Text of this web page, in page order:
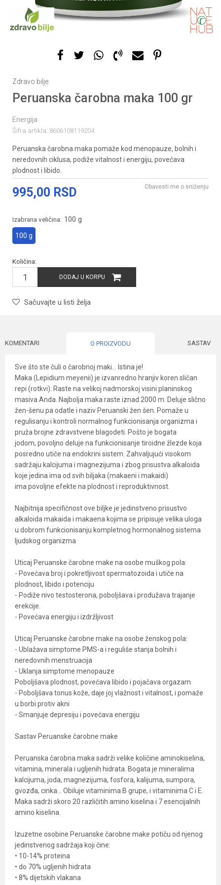
Zdravo bilje
Peruanska čarobna maka 100 gr
Energija
Šifra artikla: 8606108119204
Peruanska čarobna maka pomaže kod menopauze, bolnih i
neredovnih ciklusa, podiže vitalnost i energiju, povećava
plodnost i libido.
995,00 RSD Obavesti me o sniženju
Izabrana veličina: 100 g
100 g
Količina:
DODAJ U KORPU
Sačuvajte u listi želja
KOMENTARI O PROIZVODU SASTAV
Sve što ste čuli o čarobnoj maki... Istina je!
Maka (Lepidium meyenii) je izvanredno hranjiv koren sličan
repi (rotkvi). Raste na velikoj nadmorskoj visini planinskog
masiva Anda. Najbolja maka raste iznad 2000 m. Deluje slično
žen-šenu pa odatle i naziv Peruanski žen šen. Pomaže u
regulisanju i kontroli normalnog funkcionisanja organizma i
pruža brojne zdravstvene blagodeti. Pošto je bogata
jodom, povoljno deluje na funkcionisanje tiroidne žlezde koja
posredno utiče na endokrini sistem. Zahvaljujući visokom
sadržaju kalcijuma i magnezijuma i zbog prisustva alkaloida
koje jedina ima od svih biljaka (makaeni i makaidi)
ima povoljne efekte na plodnost i reproduktivnost.
Najbitnija specifičnost ove biljke je jedinstveno prisustvo
alkaloida makaida i makaena kojima se pripisuje velika uloga
u dobrom funkcionisanju kompletnog hormonalnog sistema
ljudskog organizma
Uticaj Peruanske čarobne make na osobe muškog pola:
- Povećava broj i pokretljivost spermatozoida i utiče na
plodnost, libido i potenciju
- Podiže nivo testosterona, poboljšava i produžava trajanje
erekcije.
- Povećava energiju i izdržljivost
Uticaj Peruanske čarobne make na osobe ženskog pola:
- Ublažava simptome PMS-a i reguliše stanja bolnih i
neredovnih menstruacija
- Uklanja simptome menopauze
Poboljšava plodnost, povećava libido i pojačava orgazam
- Poboljšava tonus kože, daje joj vlažnost i vitalnost, i pomaže
u borbi protiv akni
- Smanjuje depresiju i povećava energiju
Sastav Peruanske čarobne make
Peruanska čarobna maka sadrži velike količine aminokiselina,
vitamina, minerala i ugljenih hidrata. Bogata je mineralima
kalcijuma, joda, magnezijuma, fosfora, kalijuma, sumpora,
gvozđa, cinka… Obiluje vitaminima B grupe, i vitaminima C i E.
Maka sadrži skoro 20 različitih amino kiselina i 7 esencijalnih
amino kiselina.
Izuzetne osobine Peruanske čarobne make potiču od njenog
jedinstvenog sadržaja koji čine:
• 10-14% proteina
• do 70% ugljenih hidrata
• 8% dijetskih vlakana